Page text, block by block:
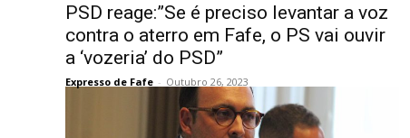
PSD reage:”Se é preciso levantar a voz
contra o aterro em Fafe, o PS vai ouvir
a ‘vozeria’ do PSD”
Expresso de Fafe - Outubro 26, 2023